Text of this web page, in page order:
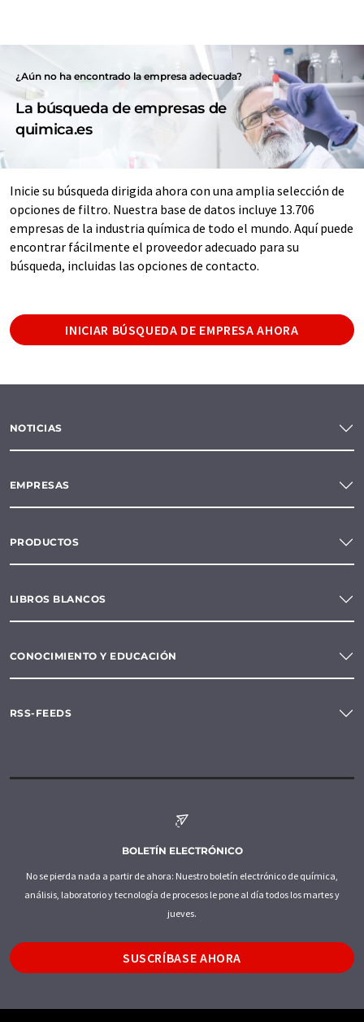
¿Aún no ha encontrado la empresa adecuada?
La búsqueda de empresas de
quimica.es
Inicie su búsqueda dirigida ahora con una amplia selección de
opciones de filtro. Nuestra base de datos incluye 13.706
empresas de la industria química de todo el mundo. Aquí puede
encontrar fácilmente el proveedor adecuado para su
búsqueda, incluidas las opciones de contacto.
INICIAR BÚSQUEDA DE EMPRESA AHORA
NOTICIAS
EMPRESAS
PRODUCTOS
LIBROS BLANCOS
CONOCIMIENTO Y EDUCACIÓN
RSS-FEEDS
BOLETÍN ELECTRÓNICO
No se pierda nada a partir de ahora: Nuestro boletín electrónico de química,
análisis, laboratorio y tecnología de procesos le pone al día todos los martes y
jueves.
SUSCRÍBASE AHORA